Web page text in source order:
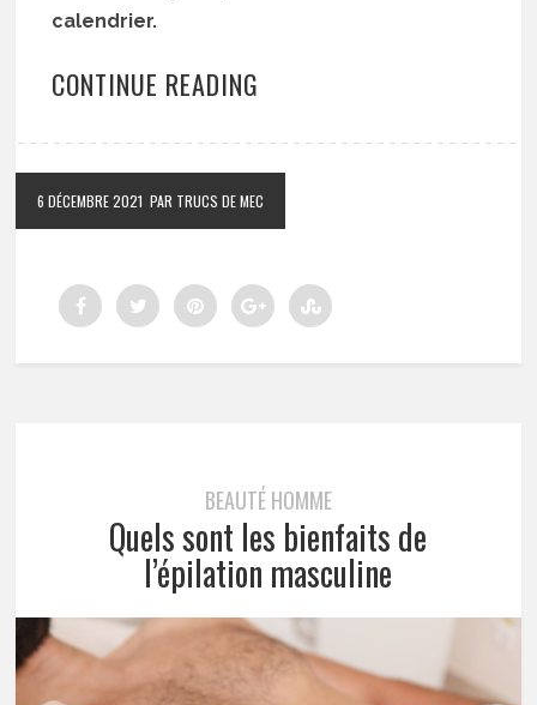
calendrier.
CONTINUE READING
6 DÉCEMBRE 2021 PAR TRUCS DE MEC
BEAUTÉ HOMME
Quels sont les bienfaits de
l’épilation masculine